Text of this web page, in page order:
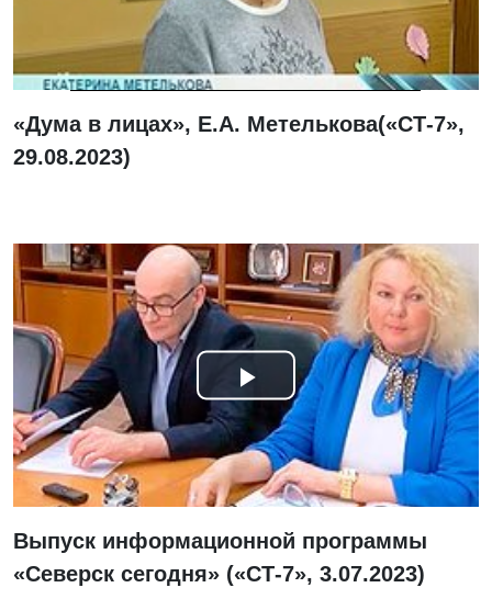
видео
«Дума в лицах», Е.А. Метелькова(«СТ-7»,
29.08.2023)
Смотреть
видео
Выпуск информационной программы
«Северск сегодня» («СТ-7», 3.07.2023)